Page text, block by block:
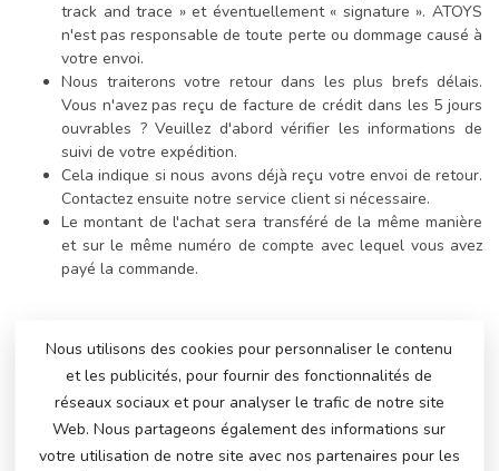
track and trace » et éventuellement « signature ». ATOYS
n'est pas responsable de toute perte ou dommage causé à
votre envoi.
Nous traiterons votre retour dans les plus brefs délais.
Vous n'avez pas reçu de facture de crédit dans les 5 jours
ouvrables ? Veuillez d'abord vérifier les informations de
suivi de votre expédition.
Cela indique si nous avons déjà reçu votre envoi de retour.
Contactez ensuite notre service client si nécessaire.
Le montant de l'achat sera transféré de la même manière
et sur le même numéro de compte avec lequel vous avez
payé la commande.
Attention : lisez les conditions générales détaillées, les
conditions de garantieet la clause de non-responsabilité.
Nous utilisons des cookies pour personnaliser le contenu
et les publicités, pour fournir des fonctionnalités de
réseaux sociaux et pour analyser le trafic de notre site
Web. Nous partageons également des informations sur
votre utilisation de notre site avec nos partenaires pour les